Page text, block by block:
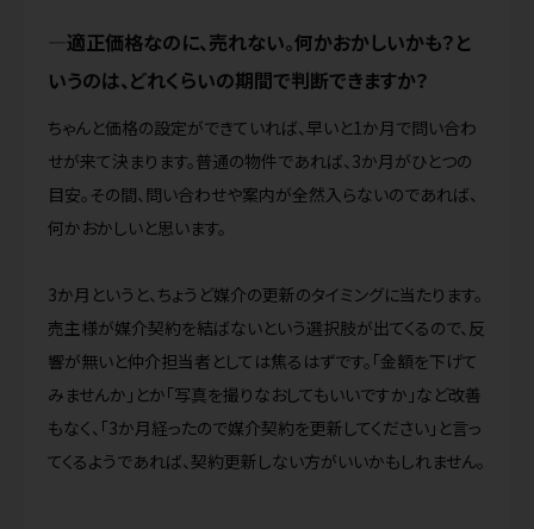
適正価格なのに、売れない。何かおかしいかも？と
いうのは、どれくらいの期間で判断できますか？
ちゃんと価格の設定ができていれば、早いと1か月で問い合わ
せが来て決まります。普通の物件であれば、3か月がひとつの
目安。その間、問い合わせや案内が全然入らないのであれば、
何かおかしいと思います。
3か月というと、ちょうど媒介の更新のタイミングに当たります。
売主様が媒介契約を結ばないという選択肢が出てくるので、反
響が無いと仲介担当者としては焦るはずです。「金額を下げて
みませんか」とか「写真を撮りなおしてもいいですか」など改善
もなく、「3か月経ったので媒介契約を更新してください」と言っ
てくるようであれば、契約更新しない方がいいかもしれません。